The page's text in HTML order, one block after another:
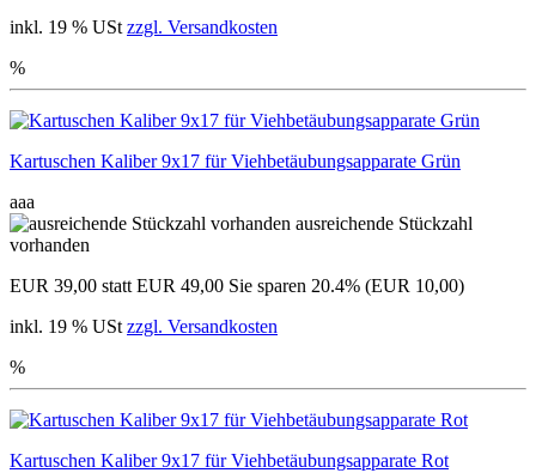
inkl. 19 % USt zzgl. Versandkosten
%
Kartuschen Kaliber 9x17 für Viehbetäubungsapparate Grün
aaa
ausreichende Stückzahl
vorhanden
EUR 39,00 statt EUR 49,00 Sie sparen 20.4% (EUR 10,00)
inkl. 19 % USt zzgl. Versandkosten
%
Kartuschen Kaliber 9x17 für Viehbetäubungsapparate Rot